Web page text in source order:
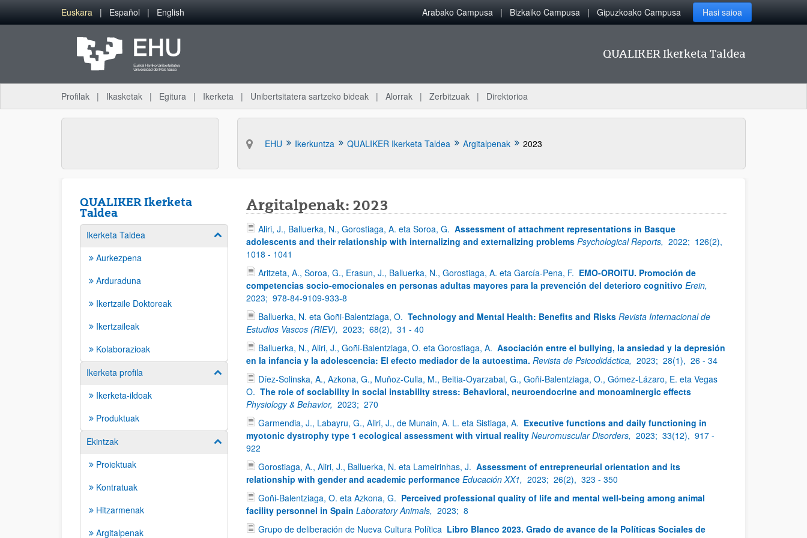
Eduki nagusira joan
Euskara Español English Arabako Campusa Bizkaiko Campusa Gipuzkoako Campusa Hasi saioa
QUALIKER Ikerketa Taldea
Profilak Ikasketak Egitura Ikerketa Unibertsitatera sartzeko bideak Alorrak Zerbitzuak Direktorioa
EHU Ikerkuntza QUALIKER Ikerketa Taldea Argitalpenak 2023
QUALIKER Ikerketa
Taldea
Ikerketa Taldea Erakutsi/izkutatu azpiorriak
Aurkezpena
Arduraduna
Ikertzaile Doktoreak
Ikertzaileak
Kolaborazioak
Ikerketa profila
Erakutsi/izkutatu azpiorriak
Ikerketa-ildoak
Produktuak
Ekintzak
Erakutsi/izkutatu azpiorriak
Proiektuak
Kontratuak
Hitzarmenak
Argitalpenak
Argitalpenak: 2023
Aliri, J., Balluerka, N., Gorostiaga, A. eta Soroa, G. Assessment of attachment representations in Basque
adolescents and their relationship with internalizing and externalizing problems Psychological Reports, 2022; 126(2),
1018 - 1041
Aritzeta, A., Soroa, G., Erasun, J., Balluerka, N., Gorostiaga, A. eta García-Pena, F. EMO-OROITU. Promoción de
competencias socio-emocionales en personas adultas mayores para la prevención del deterioro cognitivo Erein,
2023; 978-84-9109-933-8
Balluerka, N. eta Goñi-Balentziaga, O. Technology and Mental Health: Benefits and Risks Revista Internacional de
Estudios Vascos (RIEV), 2023; 68(2), 31 - 40
Balluerka, N., Aliri, J., Goñi-Balentziaga, O. eta Gorostiaga, A. Asociación entre el bullying, la ansiedad y la depresión
en la infancia y la adolescencia: El efecto mediador de la autoestima. Revista de Psicodidáctica, 2023; 28(1), 26 - 34
Díez-Solinska, A., Azkona, G., Muñoz-Culla, M., Beitia-Oyarzabal, G., Goñi-Balentziaga, O., Gómez-Lázaro, E. eta Vegas
O. The role of sociability in social instability stress: Behavioral, neuroendocrine and monoaminergic effects
Physiology & Behavior, 2023; 270
Garmendia, J., Labayru, G., Aliri, J., de Munain, A. L. eta Sistiaga, A. Executive functions and daily functioning in
myotonic dystrophy type 1 ecological assessment with virtual reality Neuromuscular Disorders, 2023; 33(12), 917 -
922
Gorostiaga, A., Aliri, J., Balluerka, N. eta Lameirinhas, J. Assessment of entrepreneurial orientation and its
relationship with gender and academic performance Educación XX1, 2023; 26(2), 323 - 350
Goñi-Balentziaga, O. eta Azkona, G. Perceived professional quality of life and mental well-being among animal
facility personnel in Spain Laboratory Animals, 2023; 8
Grupo de deliberación de Nueva Cultura Política Libro Blanco 2023. Grado de avance de la Políticas Sociales de